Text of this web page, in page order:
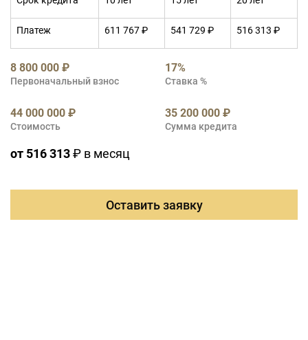
Платеж 611 767 ₽ 541 729 ₽ 516 313 ₽
8 800 000 ₽
Первоначальный взнос
17%
Ставка %
44 000 000 ₽
Стоимость
35 200 000 ₽
Сумма кредита
от 516 313₽ в месяц
Оставить заявку